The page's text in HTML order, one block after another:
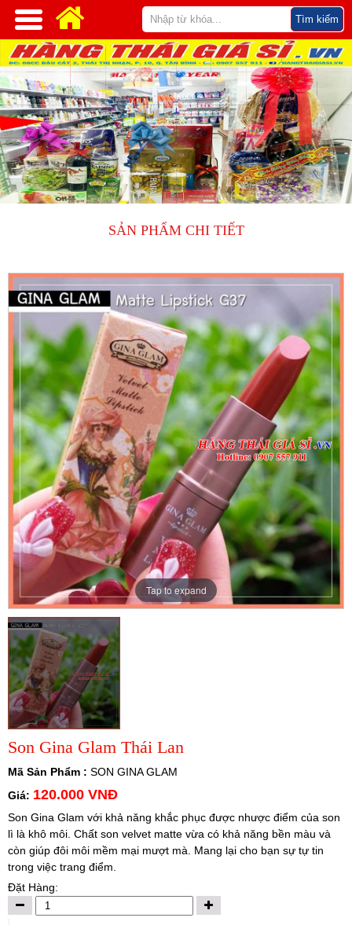
SẢN PHẨM CHI TIẾT
Tap to expand
Son Gina Glam Thái Lan
Mã Sản Phẩm : SON GINA GLAM
Giá: 120.000 VNĐ
Son Gina Glam với khả năng khắc phục được nhược điểm của son
lì là khô môi. Chất son velvet matte vừa có khả năng bền màu và
còn giúp đôi môi mềm mại mượt mà. Mang lại cho bạn sự tự tin
trong việc trang điểm.
Đặt Hàng: